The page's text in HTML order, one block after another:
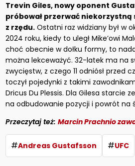
Trevin Giles, nowy oponent
próbował przerwać
z rzędu. Ostatni raz widziany był w
2024 roku, kiedy to uległ Mike’owi
choć obecnie w dołku formy, to
można lekceważyć. 32-latek ma na
zwycięstw, z czego 11 odniósł przed
toczył pojedynki z takimi
Dricus Du Plessis. Dla Gilesa starcie
na odbudowanie pozycji i powrót na
Przeczytaj też:Marcin Prachnio
#Andreas Gustafsson #UFC